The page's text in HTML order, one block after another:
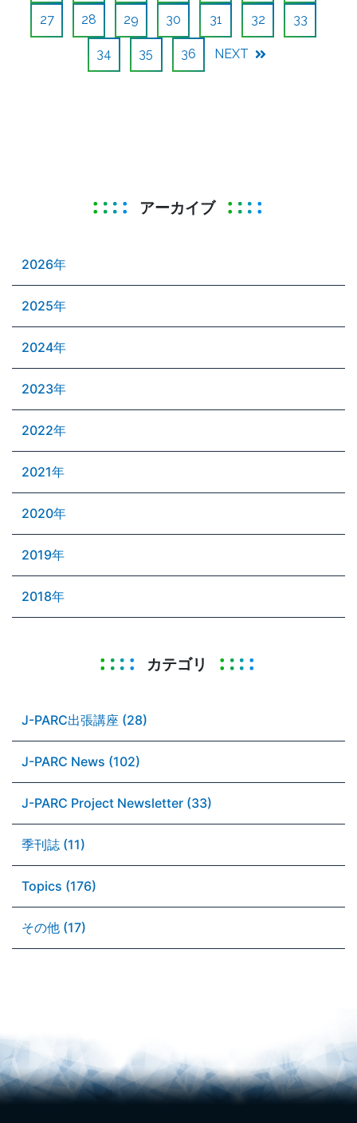
27 28 29 30 31 32 33
34 35 36 NEXT
アーカイブ
2026年
2025年
2024年
2023年
2022年
2021年
2020年
2019年
2018年
カテゴリ
J-PARC出張講座 (28)
J-PARC News (102)
J-PARC Project Newsletter (33)
季刊誌 (11)
Topics (176)
その他 (17)